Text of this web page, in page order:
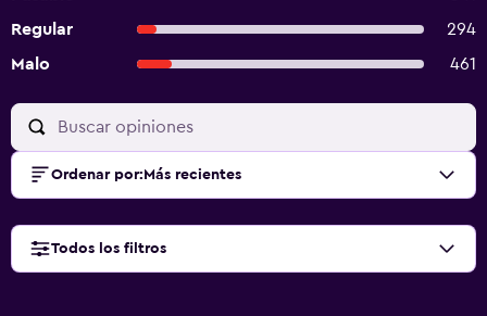
Regular
294
Malo
461
Ordenar por: Más recientes
Todos los filtros